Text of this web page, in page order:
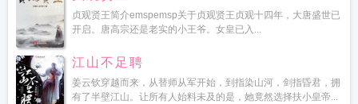
贞观贤王简介emspemsp关于贞观贤王贞观十四年，大唐盛世已
开启。唐高宗还是老实的小王爷。女皇已入...
江山不足聘
姜云钦穿越而来，从替师从军开始，到指染山河，剑指昏君，拥
有了半壁江山。让所有人始料未及的是，她竟然选择扶小皇帝...